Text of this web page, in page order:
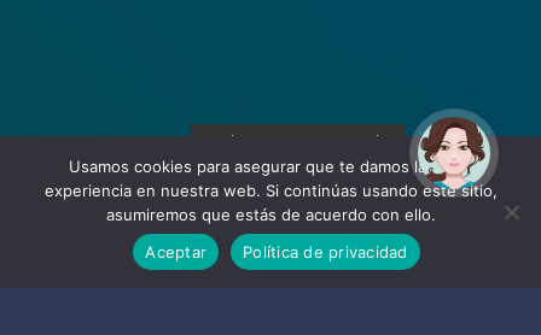
Usamos cookies para asegurar que te damos la mejor
experiencia en nuestra web. Si continúas usando este sitio,
asumiremos que estás de acuerdo con ello.
Aceptar
Política de privacidad
¡Hola! Soy Noy. ¿Puedo
ayudarte?